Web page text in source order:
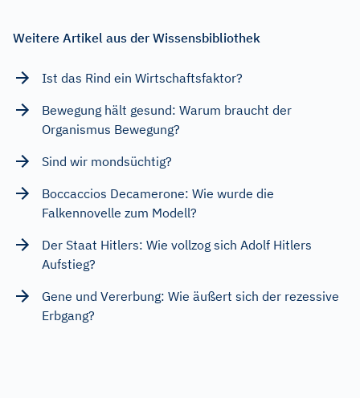
Weitere Artikel aus der Wissensbibliothek
Ist das Rind ein Wirtschaftsfaktor?
Bewegung hält gesund: Warum braucht der
Organismus Bewegung?
Sind wir mondsüchtig?
Boccaccios Decamerone: Wie wurde die
Falkennovelle zum Modell?
Der Staat Hitlers: Wie vollzog sich Adolf Hitlers
Aufstieg?
Gene und Vererbung: Wie äußert sich der rezessive
Erbgang?